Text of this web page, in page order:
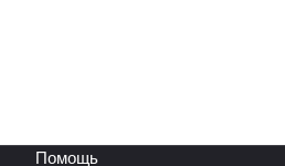
Помощь